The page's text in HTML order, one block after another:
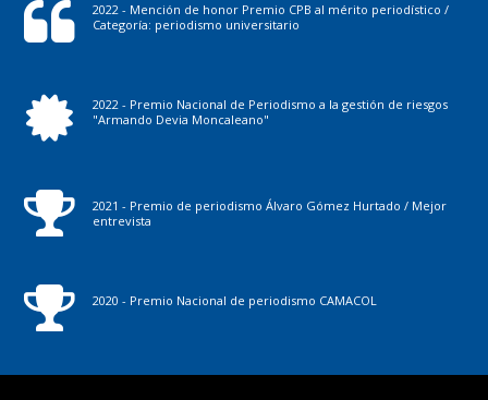
2022 - Mención de honor Premio CPB al mérito periodístico /
Categoría: periodismo universitario
2022 - Premio Nacional de Periodismo a la gestión de riesgos
"Armando Devia Moncaleano"
2021 - Premio de periodismo Álvaro Gómez Hurtado / Mejor
entrevista
2020 - Premio Nacional de periodismo CAMACOL